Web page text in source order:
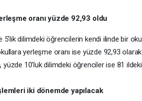
oranı yüzde 92,93 oldu
5'lik dilimdeki öğrencilerin kendi ilinde bir
yerleşme oranı ise yüzde 92,93
10'luk dilimdeki öğrenciler ise 81
iki dönemde yapılacak